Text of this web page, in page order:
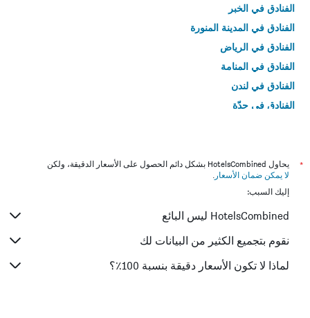
الفنادق في الخبر
الفنادق في المدينة المنورة
الفنادق في الرياض
الفنادق في المنامة
الفنادق في لندن
الفنادق في جدّة
*
يحاول HotelsCombined بشكل دائم الحصول على الأسعار الدقيقة، ولكن
لا يمكن ضمان الأسعار .
إليك السبب:
HotelsCombined ليس البائع
نقوم بتجميع الكثير من البيانات لك
لماذا لا تكون الأسعار دقيقة بنسبة 100٪؟